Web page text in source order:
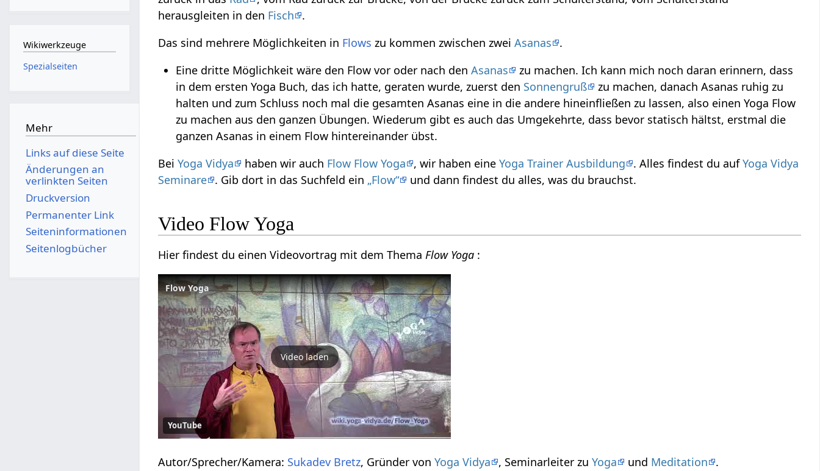
herausgleiten in den Fisch
.
Das sind mehrere Möglichkeiten in Flows zu kommen zwischen zweiAsanas
.
Eine dritte Möglichkeit wäre den Flow vor oder nach denAsanas
zu machen. Ich kann mich noch daran erinnern, dass
in dem ersten Yoga Buch, das ich hatte, geraten wurde, zuerst den Sonnengruß
zu machen, danach Asanas ruhig zu
halten und zum Schluss noch mal die gesamten Asanas eine in die andere hineinfließen zu lassen, also einen Yoga Flow
zu machen aus den ganzen Übungen. Wiederum gibt es auch das Umgekehrte, dass bevor statisch hältst, erstmal die
ganzen Asanas in einem Flow hintereinander übst.
BeiYoga Vidya haben wir auch Flow Flow Yoga , wir haben eineYoga Trainer Ausbildung . Alles findest du aufYoga Vidya
Seminare . Gib dort in das Suchfeld ein „Flow“ und dann findest du alles, was du brauchst.
Video Flow Yoga
Hier findest du einen Videovortrag mit dem ThemaFlow Yoga :
Flow Yoga
Video laden
YouTube
Autor/Sprecher/Kamera: Sukadev Bretz, Gründer vonYoga Vidya , Seminarleiter zuYoga und Meditation .
Wikiwerkzeuge
Spezialseiten
Mehr
Links auf diese Seite
Änderungen an
verlinkten Seiten
Druckversion
Permanenter Link
Seiten­­informationen
Seitenlogbücher